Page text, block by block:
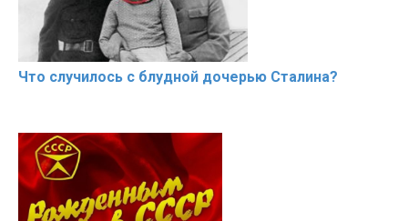
Что случилось с блудной дочерью Сталина?